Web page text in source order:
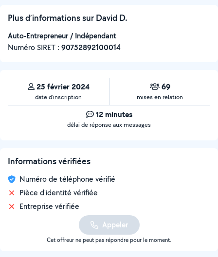
Plus d’informations sur David D.
Auto-Entrepreneur / Indépendant
Numéro SIRET : ‍90752892100014
25 février 2024
date d’inscription
69
mises en relation
12 minutes
délai de réponse aux messages
Informations vérifiées
Numéro de téléphone vérifié
Pièce d'identité vérifiée
Entreprise vérifiée
Appeler
Cet offreur ne peut pas répondre pour le moment.